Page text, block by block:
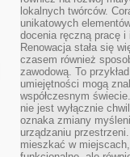
lokalnych twórców.
unikatowych
docenia ręczną pracę i
Renowacja stała się
czasem również
zawodową. To
umiejętności mogą
współczesnym
nie jest wyłącznie
oznaka zmiany
urządzaniu
mieszkać w